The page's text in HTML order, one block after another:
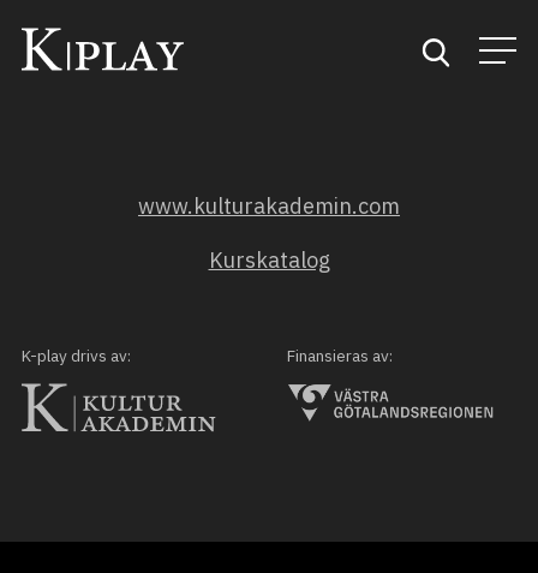
Kategorier
Mina favoriter
www.kulturakademin.com
Kurskatalog
K-play drivs av: Finansieras av: